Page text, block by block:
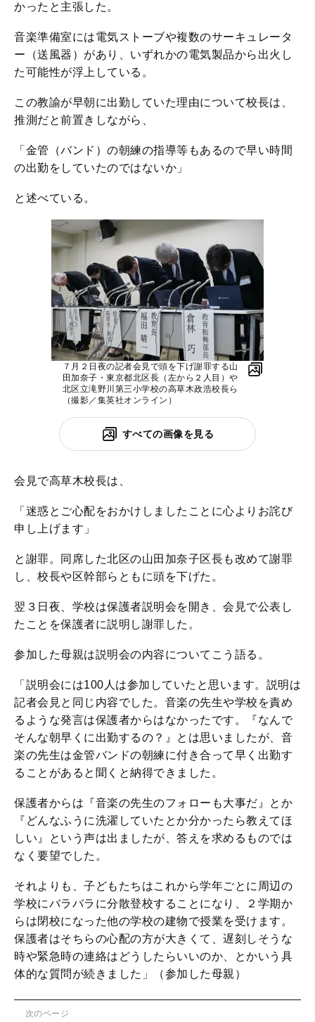
かったと主張した。
音楽準備室には電気ストーブや複数のサーキュレータ
ー（送風器）があり、いずれかの電気製品から出火し
た可能性が浮上している。
この教諭が早朝に出勤していた理由について校長は、
推測だと前置きしながら、
「金管（バンド）の朝練の指導等もあるので早い時間
の出勤をしていたのではないか」
と述べている。
７月２日夜の記者会見で頭を下げ謝罪する山
田加奈子・東京都北区長（左から２人目）や
北区立滝野川第三小学校の高草木政浩校長ら
（撮影／集英社オンライン）
すべての画像を見る
会見で高草木校長は、
「迷惑とご心配をおかけしましたことに心よりお詫び
申し上げます」
と謝罪。同席した北区の山田加奈子区長も改めて謝罪
し、校長や区幹部らともに頭を下げた。
翌３日夜、学校は保護者説明会を開き、会見で公表し
たことを保護者に説明し謝罪した。
参加した母親は説明会の内容についてこう語る。
「説明会には100人は参加していたと思います。説明は
記者会見と同じ内容でした。音楽の先生や学校を責め
るような発言は保護者からはなかったです。『なんで
そんな朝早くに出勤するの？』とは思いましたが、音
楽の先生は金管バンドの朝練に付き合って早く出勤す
ることがあると聞くと納得できました。
保護者からは『音楽の先生のフォローも大事だ』とか
『どんなふうに洗濯していたとか分かったら教えてほ
しい』という声は出ましたが、答えを求めるものでは
なく要望でした。
それよりも、子どもたちはこれから学年ごとに周辺の
学校にバラバラに分散登校することになり、２学期か
らは閉校になった他の学校の建物で授業を受けます。
保護者はそちらの心配の方が大きくて、遅刻しそうな
時や緊急時の連絡はどうしたらいいのか、とかいう具
体的な質問が続きました」（参加した母親）
次のページ